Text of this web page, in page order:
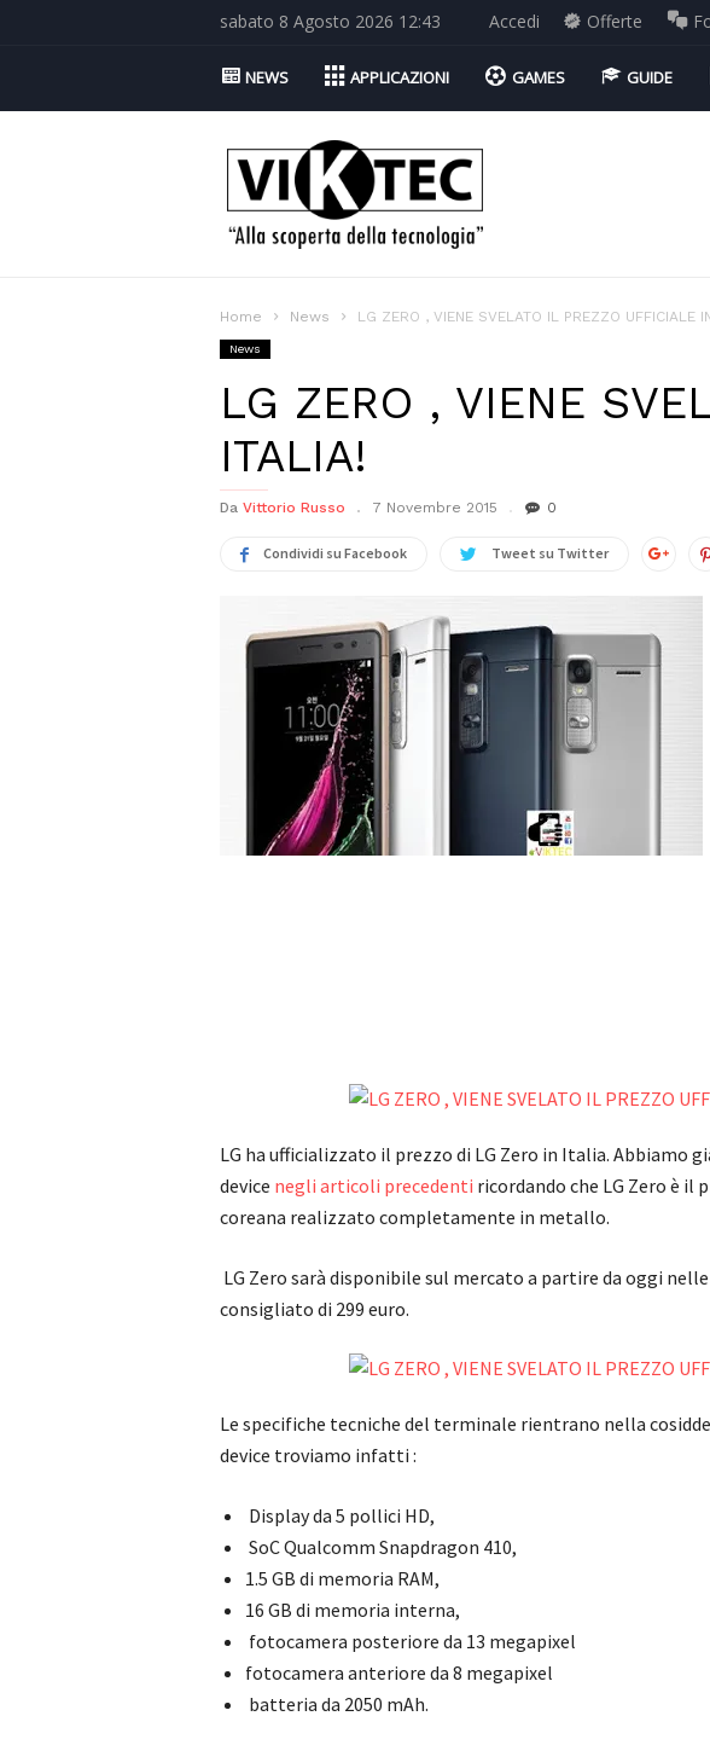
sabato 8 Agosto 2026 12:43 Accedi Offerte
NEWS APPLICAZIONI GAMES GUIDE
Viktec.net
Home News LG ZERO , VIENE SVELATO IL PREZZO UFFICIALE
News
LG ZERO , VIENE
ITALIA!
Da Vittorio Russo 7 Novembre 2015 0
Condividi su Facebook Tweet su Twitter
LG ha ufficializzato il prezzo di LG Zero in Italia. Abbiamo
device negli articoli precedenti ricordando che LG Zero è il
coreana realizzato completamente in metallo.
LG Zero sarà disponibile sul mercato a partire da oggi
consigliato di 299 euro.
Le specifiche tecniche del terminale rientrano nella
device troviamo infatti :
Display da 5 pollici HD,
SoC Qualcomm Snapdragon 410,
1.5 GB di memoria RAM,
16 GB di memoria interna,
fotocamera posteriore da 13 megapixel
fotocamera anteriore da 8 megapixel
batteria da 2050 mAh.